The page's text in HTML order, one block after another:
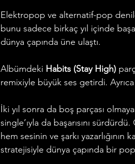
Elektropop ve alternatif-pop
bunu sadece birkaç yıl içinde
dünya çapında üne ulaştı.
Albümdeki Habits (Stay High)
remixiyle büyük ses getirdi.
İki yıl sonra da boş parçası
single’ıyla da başarısını
hem sesinin ve şarkı
stratejisiyle dünya çapında bir pop